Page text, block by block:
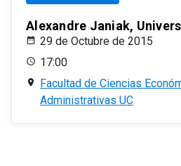
Alexandre Janiak,
29 de Octubre de 2015
17:00
Facultad de Ciencias
Administrativas UC